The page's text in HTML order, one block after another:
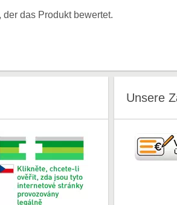
das Produkt bewertet.
Unsere